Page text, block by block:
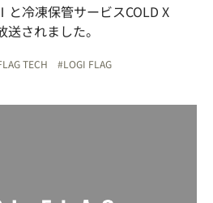
と冷凍保管サービスCOLD X
されました。
TECH LOGI FLAG